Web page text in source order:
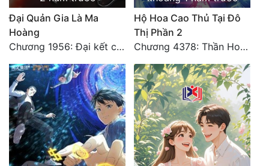
Đẹp Hiệp
Cơ Trí
Sát Phạt Quyết Đoán
Vô Sỉ
Điềm Đạm
Đại Quản Gia Là Ma
Hoàng
Chương 1956: Đại kết cục
Hộ Hoa Cao Thủ Tại Đô
Thị Phần 2
Chương 4378: Thần Hoàng Hạ Thiên (Đại kết cục) (03)